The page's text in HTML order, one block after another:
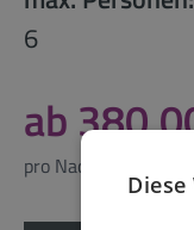
6
ab
pro Nacht